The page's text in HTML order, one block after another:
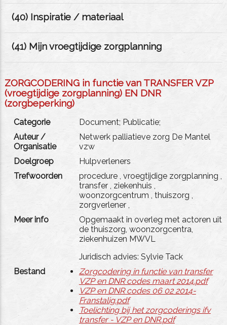
(40) Inspiratie / materiaal
(41) Mijn vroegtijdige zorgplanning
ZORGCODERING in functie van TRANSFER VZP
(vroegtijdige zorgplanning) EN DNR
(zorgbeperking)
Categorie
Document; Publicatie;
Auteur /
Organisatie
Netwerk palliatieve zorg De Mantel
vzw
Doelgroep
Hulpverleners
Trefwoorden
procedure, vroegtijdige zorgplanning
transfer, ziekenhuis
woonzorgcentrum
thuiszorg
zorgverlener,
Meer info
Opgemaakt in overleg met actoren uit
de thuiszorg, woonzorgcentra,
ziekenhuizen MWVL
Juridisch advies: Sylvie Tack
Bestand
Zorgcodering in functie van transfer
VZP en DNR codes maart 2014.pdf
VZP en DNR codes 06 02 2014-
Franstalig.pdf
Toelichting bij het zorgcoderings ifv
transfer - VZP en DNR.pdf